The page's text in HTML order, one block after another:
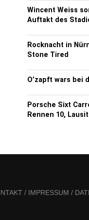
Wincent Weiss
Auftakt des
Rocknacht in
Stone Tired
O’zapft wars bei
Porsche Sixt
Rennen 10,
/ IMPRESSUM /